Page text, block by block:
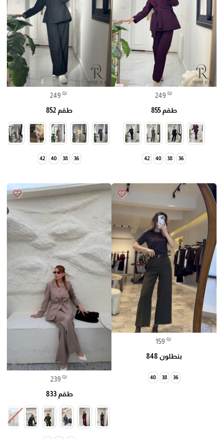
249 ₪
طقم 855
36
38
40
42
249 ₪
طقم 852
36
38
40
42
favorite_border
159 ₪
بنطلون 848
36
38
40
favorite_border
239 ₪
طقم 833